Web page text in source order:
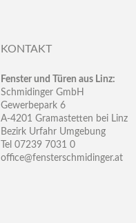
KONTAKT
Fenster und Türen aus Linz:
Schmidinger GmbH
Gewerbepark 6
A-4201 Gramastetten bei Linz
Bezirk Urfahr Umgebung
Tel 07239 7031 0
office@fensterschmidinger.at